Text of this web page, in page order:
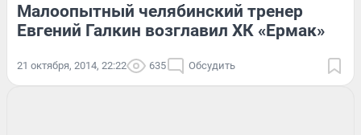
Малоопытный челябинский тренер
Евгений Галкин возглавил ХК «Ермак»
21 октября, 2014, 22:22 635 Обсудить